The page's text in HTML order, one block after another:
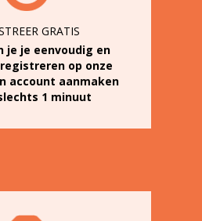
GRATIS
je je eenvoudig en
op onze
account aanmaken
1 minuut